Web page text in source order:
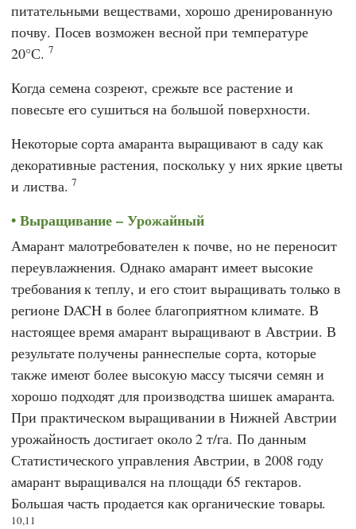
питательными веществами, хорошо дренированную
почву. Посев возможен весной при температуре
20°С. 7
Когда семена созреют, срежьте все растение и
повесьте его сушиться на большой поверхности.
Некоторые сорта амаранта выращивают в саду как
декоративные растения, поскольку у них яркие цветы
и листва.7
Выращивание – Урожайный
Амарант малотребователен к почве, но не переносит
переувлажнения. Однако амарант имеет высокие
требования к теплу, и его стоит выращивать только в
регионе DACH в более благоприятном климате. В
настоящее время амарант выращивают в Австрии. В
результате получены раннеспелые сорта, которые
также имеют более высокую массу тысячи семян и
хорошо подходят для производства шишек амаранта.
При практическом выращивании в Нижней Австрии
урожайность достигает около 2 т/га. По данным
Статистического управления Австрии, в 2008 году
амарант выращивался на площади 65 гектаров.
Большая часть продается как органические товары.
10,11